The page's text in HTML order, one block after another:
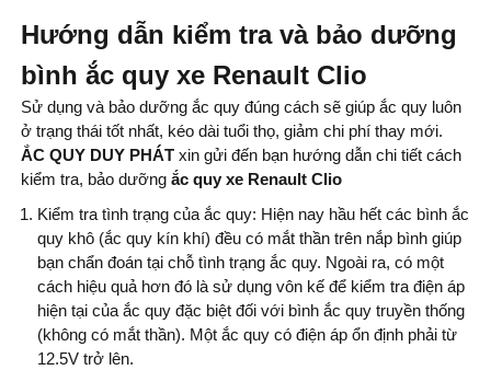
Hướng dẫn kiểm tra và bảo dưỡng
bình ắc quy xe Renault Clio
Sử dụng và bảo dưỡng ắc quy đúng cách sẽ giúp ắc quy luôn
ở trạng thái tốt nhất, kéo dài tuổi thọ, giảm chi phí thay mới.
ẮC QUY DUY PHÁT xin gửi đến bạn hướng dẫn chi tiết cách
kiểm tra, bảo dưỡng ắc quy xe Renault Clio
Kiểm tra tình trạng của ắc quy: Hiện nay hầu hết các bình ắc
quy khô (ắc quy kín khí) đều có mắt thần trên nắp bình giúp
bạn chẩn đoán tại chỗ tình trạng ắc quy. Ngoài ra, có một
cách hiệu quả hơn đó là sử dụng vôn kế để kiểm tra điện áp
hiện tại của ắc quy đặc biệt đối với bình ắc quy truyền thống
(không có mắt thần). Một ắc quy có điện áp ổn định phải từ
12.5V trở lên.